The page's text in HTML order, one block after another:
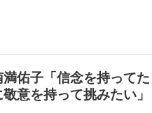
佑子「信念を持ってた
敬意を持って挑みたい